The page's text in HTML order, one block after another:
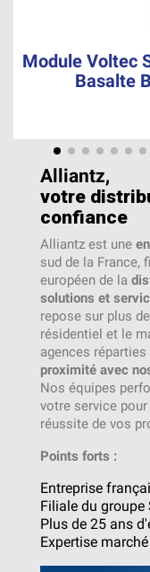
Module Voltec
Basalte
Alliantz,
votre
confiance
Alliantz est une
sud de la France,
européen de la
solutions et
repose sur plus
résidentiel et le
agences
proximité avec
Nos équipes
votre service
réussite de vos
Points forts :
Entreprise
Filiale du groupe
Plus de 25 ans
Expertise